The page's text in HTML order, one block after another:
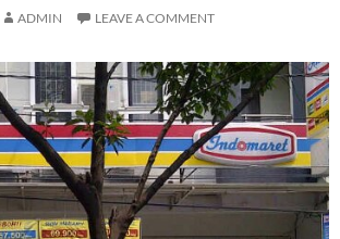
ADMIN LEAVE A COMMENT